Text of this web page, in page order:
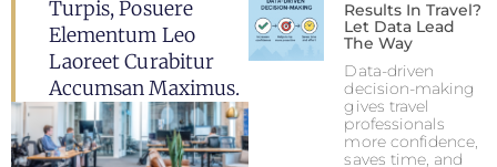
Turpis, Posuere
Elementum Leo
Laoreet Curabitur
Accumsan Maximus.
Results In Travel?
Let Data Lead
The Way
Data-driven
decision-making
gives travel
professionals
more confidence,
saves time, and